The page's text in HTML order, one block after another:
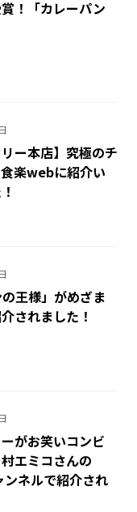
！「カレーパン
リー本店】究極のチ
楽webに紹介い
の王様」がめざま
されました！
がお笑いコンビ
エミコさんの
ネルで紹介され